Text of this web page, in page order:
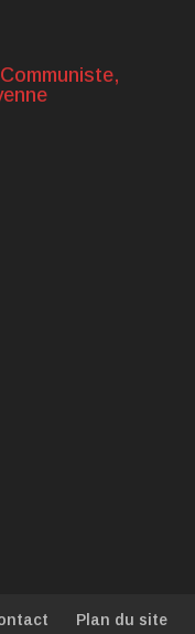
Plan du site